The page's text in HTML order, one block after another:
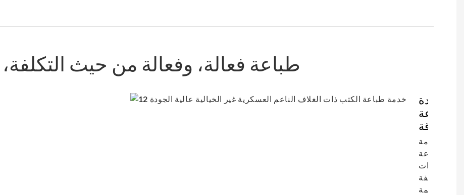
طباعة فعالة، وفعالة من حيث التكلفة،
جودة
طباعة
متفوقة
توفر خدمة
طباعة
الكتب ذات
الأغلفة
الناعمة